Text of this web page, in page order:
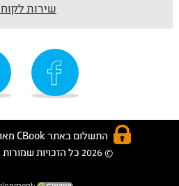
שירות
התשלום באתר CBook מאובטח בטכנולוגית SSL
© 2026 כל הזכויות שמורות